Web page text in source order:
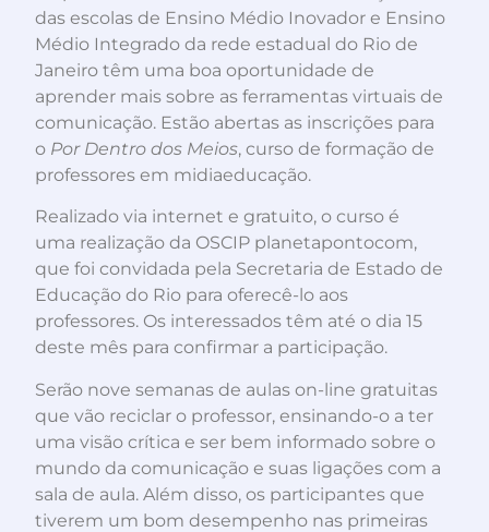
das escolas de Ensino Médio Inovador e Ensino
Médio Integrado da rede estadual do Rio de
Janeiro têm uma boa oportunidade de
aprender mais sobre as ferramentas virtuais de
comunicação. Estão abertas as inscrições para
o Por Dentro dos Meios, curso de formação de
professores em midiaeducação.
Realizado via internet e gratuito, o curso é
uma realização da OSCIP planetapontocom,
que foi convidada pela Secretaria de Estado de
Educação do Rio para oferecê-lo aos
professores. Os interessados têm até o dia 15
deste mês para confirmar a participação.
Serão nove semanas de aulas on-line gratuitas
que vão reciclar o professor, ensinando-o a ter
uma visão crítica e ser bem informado sobre o
mundo da comunicação e suas ligações com a
sala de aula. Além disso, os participantes que
tiverem um bom desempenho nas primeiras